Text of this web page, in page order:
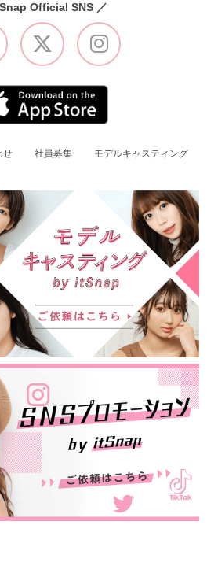
Official SNS ／
せ 社員募集 モデルキャスティング